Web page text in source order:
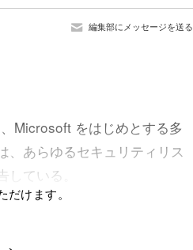
編集部にメッセージを送る
Microsoft をはじめとする多
、あらゆるセキュリティリス
ている。
けます。